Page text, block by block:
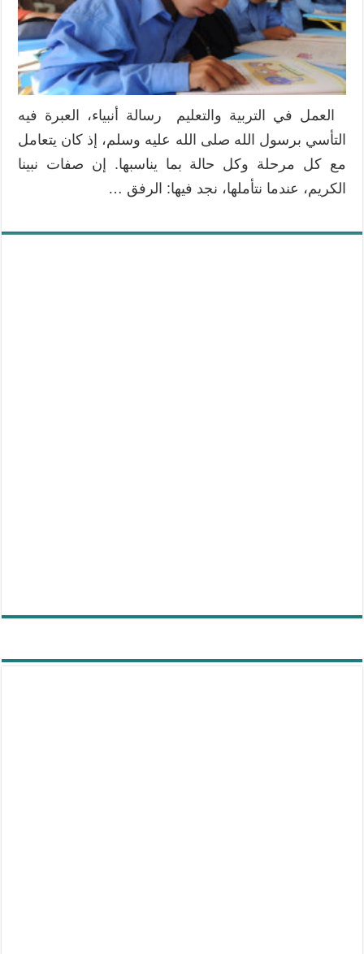
العمل في التربية والتعليم رسالة أنبياء، العبرة فيه
التأسي برسول الله صلى الله عليه وسلم، إذ كان يتعامل
مع كل مرحلة وكل حالة بما يناسبها. إن صفات نبينا
الكريم، عندما نتأملها، نجد فيها: الرفق …